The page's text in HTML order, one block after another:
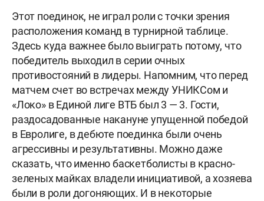
Этот поединок, не играл роли с точки зрения
расположения команд в турнирной таблице.
Здесь куда важнее было выиграть потому, что
победитель выходил в серии очных
противостояний в лидеры. Напомним, что перед
матчем счет во встречах между УНИКСом и
«Локо» в Единой лиге ВТБ был 3 — 3. Гости,
раздосадованные накануне упущенной победой
в Евролиге, в дебюте поединка были очень
агрессивны и результативны. Можно даже
сказать, что именно баскетболисты в красно-
зеленых майках владели инициативой, а хозяева
были в роли догоняющих. И в некоторые